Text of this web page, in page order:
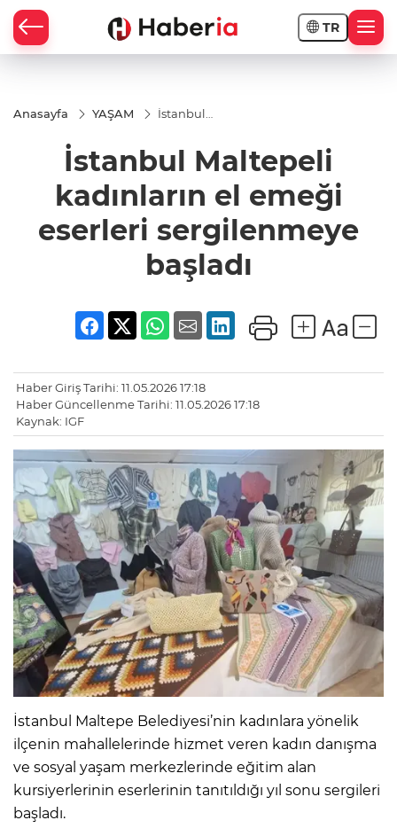
TR
Anasayfa YAŞAM
İstanbul
emeği
eserleri
sergilenmeye
başladı
İstanbul Maltepeli
kadınların el emeği
eserleri sergilenmeye
başladı
Haber Giriş Tarihi: 11.05.2026 17:18
Haber Güncellenme Tarihi: 11.05.2026 17:18
Kaynak: IGF
İstanbul Maltepe Belediyesi’nin kadınlara yönelik
ilçenin mahallelerinde hizmet veren kadın danışma
ve sosyal yaşam merkezlerinde eğitim alan
kursiyerlerinin eserlerinin tanıtıldığı yıl sonu sergileri
başladı.